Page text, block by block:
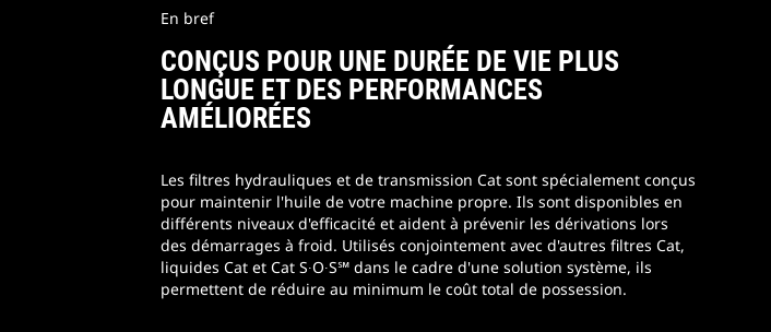
En bref
CONÇUS POUR UNE DURÉE DE VIE PLUS
LONGUE ET DES PERFORMANCES
AMÉLIORÉES
Les filtres hydrauliques et de transmission Cat sont spécialement conçus
pour maintenir l'huile de votre machine propre. Ils sont disponibles en
différents niveaux d'efficacité et aident à prévenir les dérivations lors
des démarrages à froid. Utilisés conjointement avec d'autres filtres Cat,
liquides Cat et Cat S∙O∙S℠ dans le cadre d'une solution système, ils
permettent de réduire au minimum le coût total de possession.